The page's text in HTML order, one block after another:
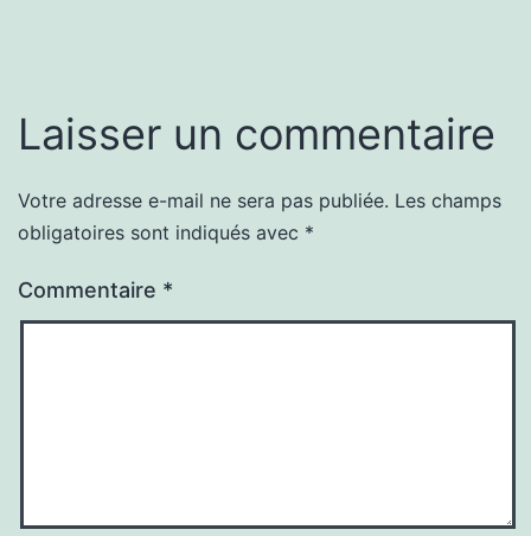
Laisser un commentaire
Votre adresse e-mail ne sera pas publiée. Les champs
obligatoires sont indiqués avec *
Commentaire *